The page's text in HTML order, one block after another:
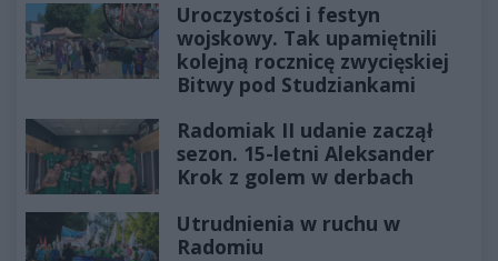
Uroczystości i festyn
wojskowy. Tak upamiętnili
kolejną rocznicę zwycięskiej
Bitwy pod Studziankami
Radomiak II udanie zaczął
sezon. 15-letni Aleksander
Krok z golem w derbach
Utrudnienia w ruchu w
Radomiu